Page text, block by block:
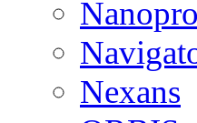
Nexans